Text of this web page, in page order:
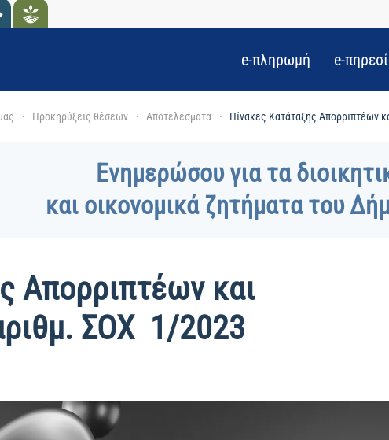
e-πληρωμή e-
Προκηρύξεις θέσεων Αποτελέσματα Πίνακες Κατάταξης Απορριπτέων
Ενημερώσου για τα
και οικονομικά ζητήματα του
Απορριπτέων και
ΣΟΧ 1/2023